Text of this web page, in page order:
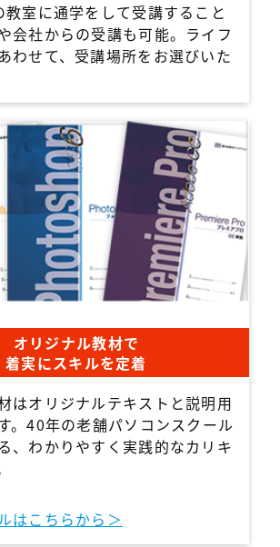
室に通学をして受講すること
会社からの受講も可能。ライフ
わせて、受講場所をお選びいた
オリジナル教材で
着実にスキルを定着
はオリジナルテキストと説明用
。40年の老舗パソコンスクール
、わかりやすく実践的なカリキ
はこちらから＞